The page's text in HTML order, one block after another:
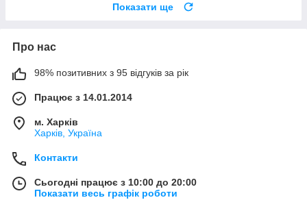
Показати ще
Про нас
98% позитивних з 95 відгуків за рік
Працює з 14.01.2014
м. Харків
Харків, Україна
Контакти
Сьогодні працює з 10:00 до 20:00
Показати весь графік роботи